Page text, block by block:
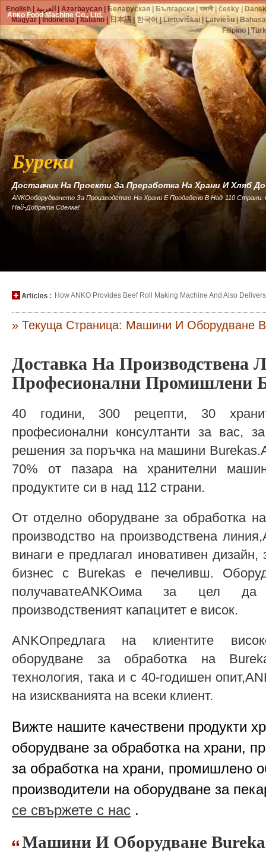
Anko Food Machine Co., Ltd.
Буреки
Доставчик На Проекти За Преработка На Храни И Хляб
ANKOоборудването За Производство На Храни Е Продадено В Над 110
Най-Добрата Сделка!
How ANKO Provides Beef Roll Making Machine And Also
» Текуща Страница: Машини И Оборудване
Доставка На Производствена
Професионални Промишлени
40 години, 300 рецепти, 30
професионални консултанти за вас,
решения за поръчка на машини
70% от пазара на хранителни
продуктите си в над 112 страни.
От отделно оборудване за обработка
производство на производствена
винаги е предлагал иновативен
бизнес с Burekas е печеливш.
получаватеANKOима за цел
производственият капацитет е висок.
ANKOпредлага на клиентите
оборудване за обработка на
технология, така и с 40-годишен
на изискванията на всеки клиент.
Вижте нашите качествени продукти
оборудване за обработка на храни,
за обработка на храни, промишлено
производители на оборудване за
се свържете с нас .
Машини И Оборудване
English العربية |Azərbaycan Беларуская Български |বাঙ্গালী|česky
Magyar|Indonesia| Italiano| 日本語|한국어|Lietuviškai|Latviešu|
Filipino|